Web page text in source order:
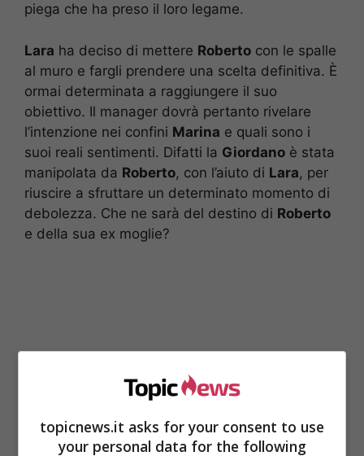
piega che ha preso il loro legame.
Lara ha deciso di mettere Roberto con le spalle
al muro e fargli prendere una scelta definitiva. È
ormai determinata a raggiungere il suo
obiettivo. Il manager dovrà pertanto rivelare
l’intenzione nei confini Marina e quali sono i
suoi reali sentimenti. Difatti la Giordano è stata
manipolata da Roberto, con l’aiuto di Lara, per
riuscire a sfruttare un determinato momento di
debolezza. Che ne sarà del destino di Roberto
e della sua ex moglie?
topicnews.it asks for your consent to use
your personal data for the following